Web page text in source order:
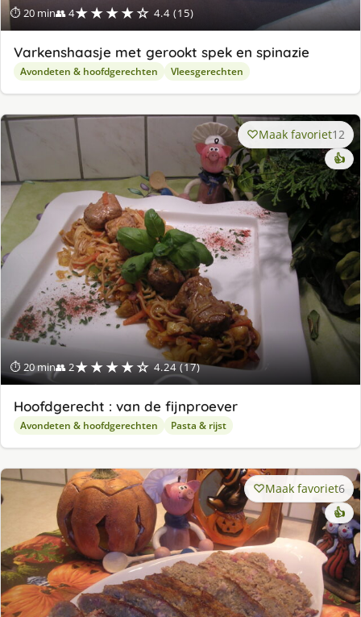
⏱ 20 min👥 4★★★★☆ 4.4 (15)
Varkenshaasje met gerookt spek en spinazie
Avondeten & hoofdgerechten Vleesgerechten
⏱ 20 min👥 2★★★★☆ 4.24 (17)
Maak favoriet12
👍
Hoofdgerecht : van de fijnproever
Avondeten & hoofdgerechten Pasta & rijst
Maak favoriet6
👍